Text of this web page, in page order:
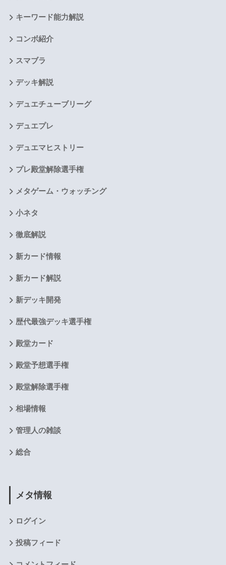
キーワード能力解説
コンボ紹介
スマブラ
デッキ解説
デュエチューブリーグ
デュエプレ
デュエマヒストリー
プレ殿堂解除選手権
メタゲーム・ウォッチング
小ネタ
徹底解説
新カード情報
新カード解説
新デッキ開発
歴代最強デッキ選手権
殿堂カード
殿堂予想選手権
殿堂解除選手権
相場情報
管理人の雑談
総合
メタ情報
ログイン
投稿フィード